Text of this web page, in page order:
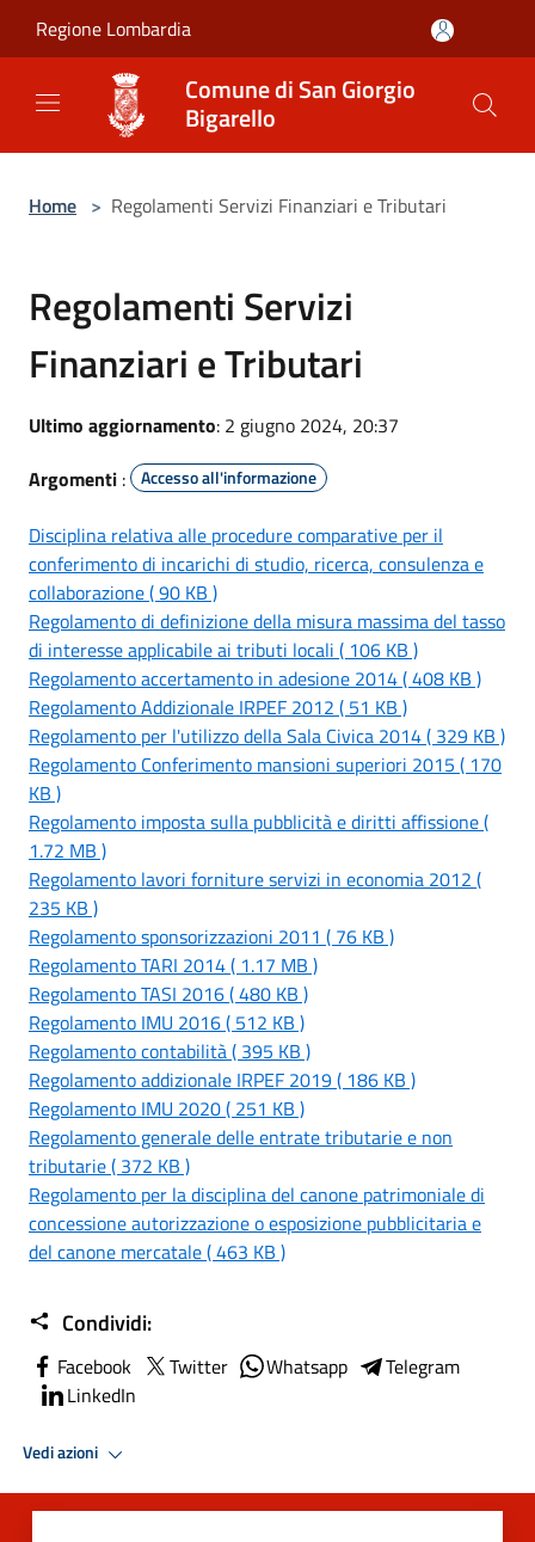
Regione Lombardia
Comune di San Giorgio
Bigarello
Home > Regolamenti Servizi Finanziari e Tributari
Regolamenti Servizi
Finanziari e Tributari
Ultimo aggiornamento: 2 giugno 2024, 20:37
Argomenti : Accesso all'informazione
Disciplina relativa alle procedure comparative per il
conferimento di incarichi di studio, ricerca, consulenza e
collaborazione ( 90 KB )
Regolamento di definizione della misura massima del tasso
di interesse applicabile ai tributi locali ( 106 KB )
Regolamento accertamento in adesione 2014 ( 408 KB )
Regolamento Addizionale IRPEF 2012 ( 51 KB )
Regolamento per l'utilizzo della Sala Civica 2014 ( 329 KB )
Regolamento Conferimento mansioni superiori 2015 ( 170
KB )
Regolamento imposta sulla pubblicità e diritti affissione (
1.72 MB )
Regolamento lavori forniture servizi in economia 2012 (
235 KB )
Regolamento sponsorizzazioni 2011 ( 76 KB )
Regolamento TARI 2014 ( 1.17 MB )
Regolamento TASI 2016 ( 480 KB )
Regolamento IMU 2016 ( 512 KB )
Regolamento contabilità ( 395 KB )
Regolamento addizionale IRPEF 2019 ( 186 KB )
Regolamento IMU 2020 ( 251 KB )
Regolamento generale delle entrate tributarie e non
tributarie ( 372 KB )
Regolamento per la disciplina del canone patrimoniale di
concessione autorizzazione o esposizione pubblicitaria e
del canone mercatale ( 463 KB )
Condividi:
Facebook Twitter Whatsapp
Telegram
LinkedIn
Vedi azioni